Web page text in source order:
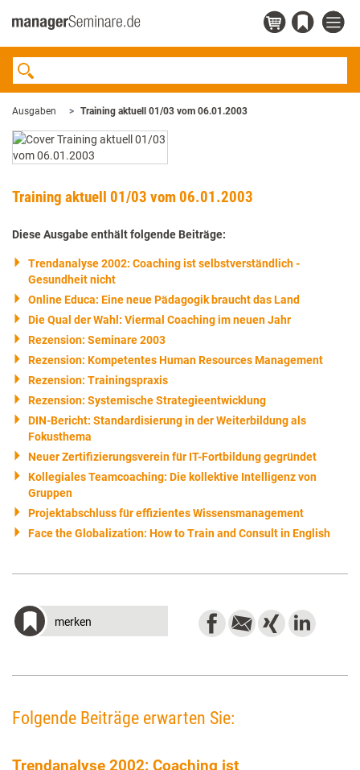
Ausgaben Training aktuell 01/03 vom 06.01.2003
Training aktuell 01/03 vom 06.01.2003
Diese Ausgabe enthält folgende Beiträge:
Trendanalyse 2002: Coaching ist selbstverständlich -
Gesundheit nicht
Online Educa: Eine neue Pädagogik braucht das Land
Die Qual der Wahl: Viermal Coaching im neuen Jahr
Rezension: Seminare 2003
Rezension: Kompetentes Human Resources Management
Rezension: Trainingspraxis
Rezension: Systemische Strategieentwicklung
DIN-Bericht: Standardisierung in der Weiterbildung als
Fokusthema
Neuer Zertifizierungsverein für IT-Fortbildung gegründet
Kollegiales Teamcoaching: Die kollektive Intelligenz von
Gruppen
Projektabschluss für effizientes Wissensmanagement
Face the Globalization: How to Train and Consult in English
merken
Folgende Beiträge erwarten Sie:
Trendanalyse 2002: Coaching ist